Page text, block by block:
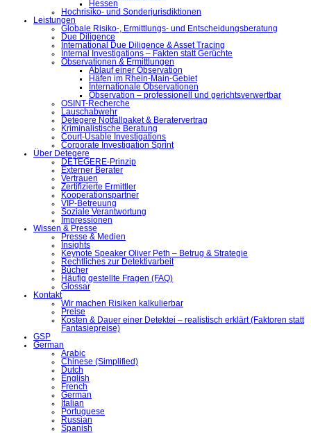
Hessen
Hochrisiko- und Sonderjurisdiktionen
Leistungen
Globale Risiko-, Ermittlungs- und Entscheidungsberatung
Due Diligence
International Due Diligence & Asset Tracing
Internal Investigations – Fakten statt Gerüchte
Observationen & Ermittlungen
Ablauf einer Observation
Häfen im Rhein-Main-Gebiet
Internationale Observationen
Observation – professionell und gerichtsverwertbar
OSINT-Recherche
Lauschabwehr
Detegere Notfallpaket & Beratervertrag
Kriminalistische Beratung
Court-Usable Investigations
Corporate Investigation Sprint
Über Detegere
DETEGERE-Prinzip
Externer Berater
Vertrauen
Zertifizierte Ermittler
Kooperationspartner
VIP-Betreuung
Soziale Verantwortung
Impressionen
Wissen & Presse
Presse & Medien
Insights
Keynote Speaker Oliver Peth – Betrug & Strategie
Rechtliches zur Detektivarbeit
Bücher
Häufig gestellte Fragen (FAQ)
Glossar
Kontakt
Wir machen Risiken kalkulierbar
Preise
Kosten & Dauer einer Detektei – realistisch erklärt (Faktoren statt
Fantasiepreise)
GSP
German
Arabic
Chinese (Simplified)
Dutch
English
French
German
Italian
Portuguese
Russian
Spanish